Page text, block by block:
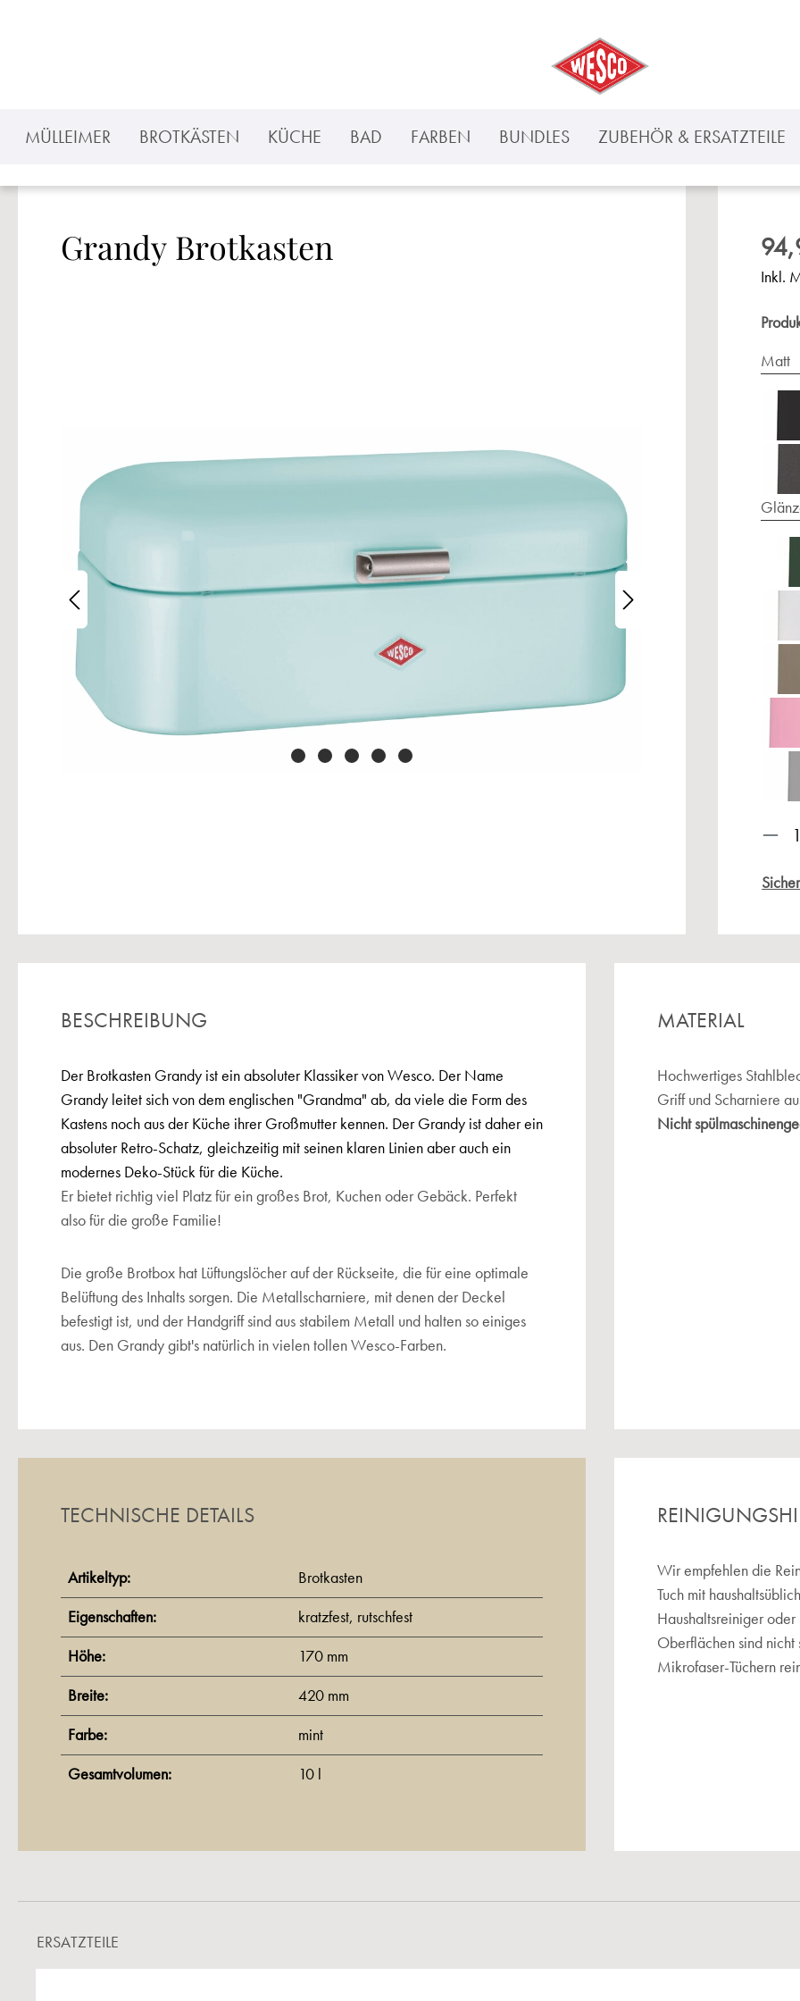
MÜLLEIMER BROTKÄSTEN KÜCHE BAD FARBEN BUNDLES ZUBEHÖR & ERSATZTEILE
Grandy Brotkasten
Inkl.
Matt
BESCHREIBUNG
Der Brotkasten Grandy ist ein absoluter Klassiker von Wesco. Der Name
Grandy leitet sich von dem englischen "Grandma" ab, da viele die Form des
Kastens noch aus der Küche ihrer Großmutter kennen. Der Grandy ist daher ein
absoluter Retro-Schatz, gleichzeitig mit seinen klaren Linien aber auch ein
modernes Deko-Stück für die Küche.
Er bietet richtig viel Platz für ein großes Brot, Kuchen oder Gebäck. Perfekt
also für die große Familie!
Die große Brotbox hat Lüftungslöcher auf der Rückseite, die für eine optimale
Belüftung des Inhalts sorgen. Die Metallscharniere, mit denen der Deckel
befestigt ist, und der Handgriff sind aus stabilem Metall und halten so einiges
aus. Den Grandy gibt's natürlich in vielen tollen Wesco-Farben.
TECHNISCHE DETAILS
Artikeltyp: Brotkasten
Eigenschaften: kratzfest, rutschfest
Höhe: 170 mm
Breite: 420 mm
Farbe: mint
Gesamtvolumen: 10 l
MATERIAL
Hochwertiges
Griff und Scharniere
Nicht
Wir empfehlen die
Tuch mit
Haushaltsreiniger
Oberflächen sind
Mikrofaser-Tüchern
ERSATZTEILE